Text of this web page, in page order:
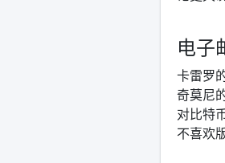
电子
卡雷罗
奇莫尼
对比特
不喜欢